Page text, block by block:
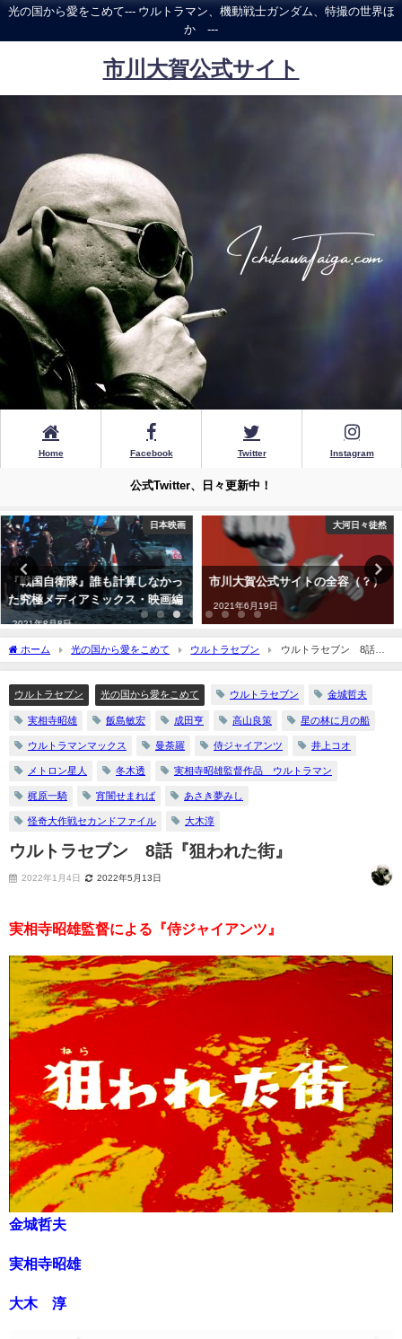
光の国から愛をこめて--- ウルトラマン、機動戦士ガンダム、特撮の世界ほ
か ---
市川大賀公式サイト
Home Facebook Twitter Instagram
公式Twitter、日々更新中！
大河日々徒然
市川大賀公式サイトの全容（？）
2021年6月19日
ガンプラ
『ガンプラり歩き旅』その97 ～C
とDの間に何があったのか？ ア
クシズの量産型モビル・スーツ、
ホーム 光の国から愛をこめて ウルトラセブン
ウルトラセブン 8話
『狙われた街』
ウルトラセブン 光の国から愛をこめて ウルトラセブン 金城哲夫
実相寺昭雄 飯島敏宏 成田亨 高山良策 星の林に月の船
ウルトラマンマックス 曼荼羅 侍ジャイアンツ 井上コオ
メトロン星人 冬木透 実相寺昭雄監督作品 ウルトラマン
梶原一騎 宵闇せまれば あさき夢みし
怪奇大作戦セカンドファイル 大木淳
ウルトラセブン 8話『狙われた街』
2022年1月4日 2022年5月13日
実相寺昭雄監督による『侍ジャイアンツ』
金城哲夫
実相寺昭雄
大木 淳